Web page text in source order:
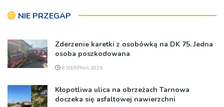
NIE PRZEGAP
Zderzenie karetki z osobówką na DK 75. Jedna
osoba poszkodowana
6 SIERPNIA 2026
Kłopotliwa ulica na obrzeżach Tarnowa
doczeka się asfaltowej nawierzchni